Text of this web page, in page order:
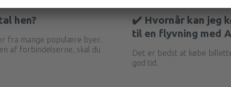
hen?
fra mange populære byer.
af forbindelserne, skal du
✔️ Hvornår kan jeg
til en flyvning med
Det er bedst at købe
god tid.